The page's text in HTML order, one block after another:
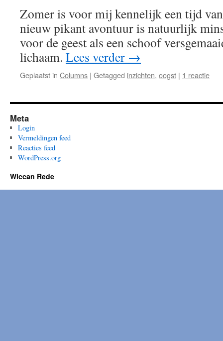
Zomer is voor mij kennelijk een tijd
nieuw pikant avontuur is natuurlijk
voor de geest als een schoof
lichaam. Lees verder →
Geplaatst in Columns | Getagged inzichten, oogst | 1 reactie
Meta
Login
Vermeldingen feed
Reacties feed
WordPress.org
Wiccan Rede